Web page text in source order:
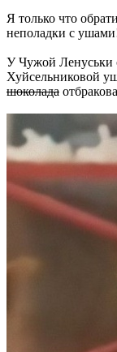
Я только что
неполадки с
У Чужой Ленуськи
Хуйсельниковой
шоколада